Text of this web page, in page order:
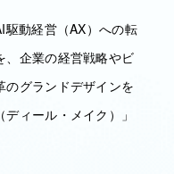
動経営（AX）への転
、企業の経営戦略やビ
のグランドデザインを
ィール・メイク）」